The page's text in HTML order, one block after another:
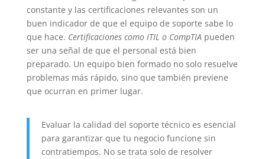
constante y las certificaciones relevantes son un
buen indicador de que el equipo de soporte sabe lo
que hace. Certificaciones como ITIL o CompTIA pueden
ser una señal de que el personal está bien
preparado. Un equipo bien formado no solo resuelve
problemas más rápido, sino que también previene
que ocurran en primer lugar.
Evaluar la calidad del soporte técnico es esencial
para garantizar que tu negocio funcione sin
contratiempos. No se trata solo de resolver